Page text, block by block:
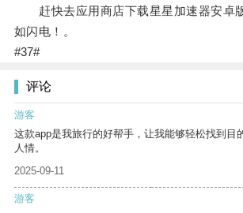
赶快去应用商店下载星星加速器安卓
如闪电！。
#37#
评论
游客
这款app是我旅行的好帮手，让我能够轻松找到目
人情。
2025-09-11
游客